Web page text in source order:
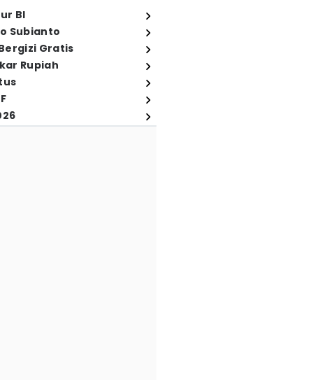
BI
Subianto
Gratis
Rupiah